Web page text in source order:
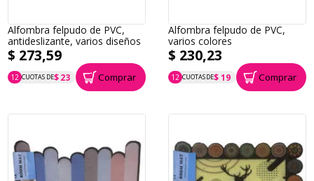
Alfombra felpudo de PVC,
antideslizante, varios diseños
$ 273,59
12 CUOTAS DE$ 23
P.T.F. $ 274 Comprar
Alfombra felpudo de PVC,
varios colores
$ 230,23
12 CUOTAS DE$ 19
P.T.F. $ 230 Comprar